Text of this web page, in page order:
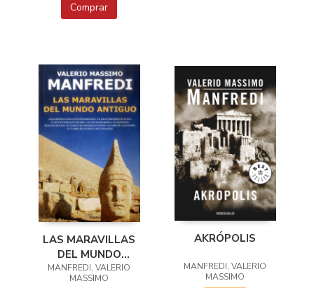
Comprar
LAS MARAVILLAS
DEL MUNDO
ANTIGUO
MANFREDI, VALERIO
MASSIMO
AKRÓPOLIS
MANFREDI, VALERIO
MASSIMO